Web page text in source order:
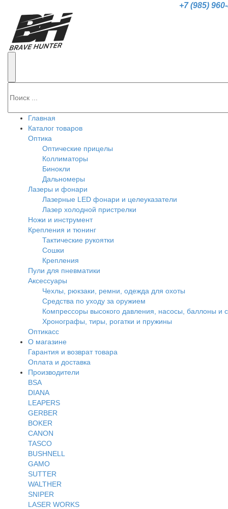
+7 (985)
Главная
Каталог товаров
Оптика
Оптические прицелы
Коллиматоры
Бинокли
Дальномеры
Лазеры и фонари
Лазерные LED фонари и целеуказатели
Лазер холодной пристрелки
Ножи и инструмент
Крепления и тюнинг
Тактические рукоятки
Сошки
Крепления
Пули для пневматики
Аксессуары
Чехлы, рюкзаки, ремни, одежда для охоты
Средства по уходу за оружием
Компрессоры высокого давления, насосы, баллоны и
Хронографы, тиры, рогатки и пружины
Оптикасс
О магазине
Гарантия и возврат товара
Оплата и доставка
Производители
BSA
DIANA
LEAPERS
GERBER
BOKER
CANON
TASCO
BUSHNELL
GAMO
SUTTER
WALTHER
SNIPER
LASER WORKS